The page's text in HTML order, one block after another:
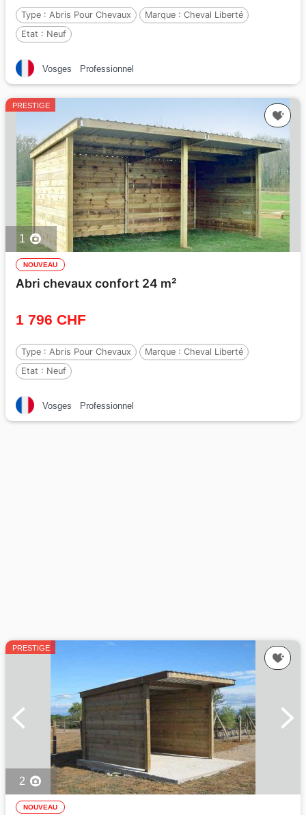
Type : Abris Pour Chevaux Marque : Cheval Liberté
Etat : Neuf
Vosges Professionnel
PRESTIGE
1
NOUVEAU
Abri chevaux confort 24 m²
1 796 CHF
Type : Abris Pour Chevaux Marque : Cheval Liberté
Etat : Neuf
Vosges Professionnel
PRESTIGE
2
NOUVEAU